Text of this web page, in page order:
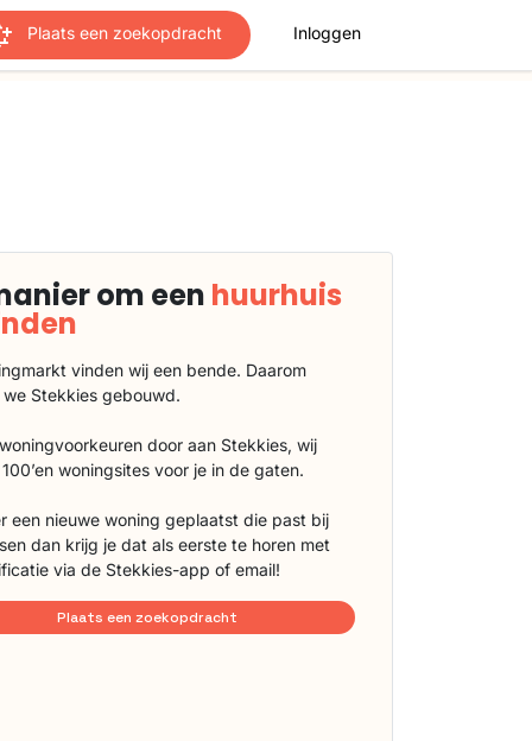
Plaats een zoekopdracht Inloggen
om een huurhuis
vinden wij een bende. Daarom
Stekkies gebouwd.
door aan Stekkies, wij
woningsites voor je in de gaten.
een nieuwe woning geplaatst die past bij
dan krijg je dat als eerste te horen met
via de Stekkies-app of email!
Plaats een zoekopdracht